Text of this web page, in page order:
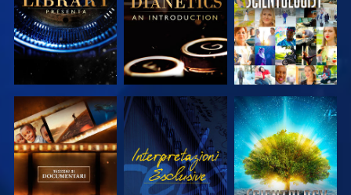
ESPLORA LE
SERIE
GUARDA
ESPLORA LE
SERIE